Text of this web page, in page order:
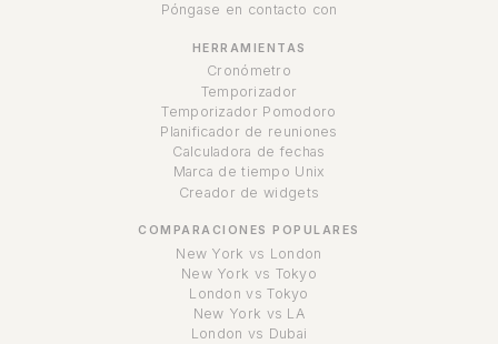
Póngase en contacto con
HERRAMIENTAS
Cronómetro
Temporizador
Temporizador Pomodoro
Planificador de reuniones
Calculadora de fechas
Marca de tiempo Unix
Creador de widgets
COMPARACIONES POPULARES
New York vs London
New York vs Tokyo
London vs Tokyo
New York vs LA
London vs Dubai